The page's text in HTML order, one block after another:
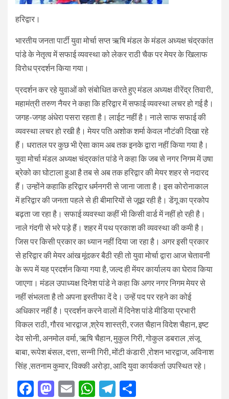
हरिद्वार।
भारतीय जनता पार्टी युवा मोर्चा सप्त ऋषि मंडल के मंडल अध्यक्ष चंद्रकांत
पांडे के नेतृत्व में सफाई व्यवस्था को लेकर राठी चैक पर मेयर के खिलाफ
विरोध प्रदर्शन किया गया।
प्रदर्शन कर रहे युवाओं को संबोधित करते हुए मंडल अध्यक्ष वीरेंद्र तिवारी,
महामंत्री तरुण नैयर ने कहा कि हरिद्वार में सफाई व्यवस्था लचर हो गई है।
जगह-जगह अंधेरा पसरा रहता है। लाईट नहीं है। नाले साफ सफाई की
व्यवस्था लचर हो रखी है। मेयर पति अशोक शर्मा केवल नौटंकी दिखा रहे
हैं। धरातल पर कुछ भी ऐसा काम अब तक इनके द्वारा नहीं किया गया है।
युवा मोर्चा मंडल अध्यक्ष चंद्रकांत पांडे ने कहा कि जब से नगर निगम में उषा
ब्रेको का घोटाला हुआ है तब से अब तक हरिद्वार की मेयर शहर से नदारद
हैं। उन्होंने कहाकि हरिद्वार धर्मनगरी से जाना जाता है। इस कोरोनाकाल
में हरिद्वार की जनता पहले से ही बीमारियों से जूझ रही है। डेंगू का प्रकोप
बढ़ता जा रहा है। सफाई व्यवस्था कहीं भी किसी वार्ड में नहीं हो रही है।
नाले गंदगी से भरे पड़े हैं। शहर में पथ प्रकाश की व्यवस्था की कमी है।
जिस पर किसी प्रकार का ध्यान नहीं दिया जा रहा है। अगर इसी प्रकार
से हरिद्वार की मेयर आंख मूंदकर बैठी रही तो युवा मोर्चा द्वारा आज चेतावनी
के रूप में यह प्रदर्शन किया गया है, जल्द ही मेंयर कार्यालय का घेराव किया
जाएगा। मंडल उपाध्यक्ष दिनेश पांडे ने कहा कि अगर नगर निगम मेयर से
नहीं संभलता है तो अपना इस्तीफा दें दे। उन्हें पद पर रहने का कोई
अधिकार नहीं है। प्रदर्शन करने वालों में दिनेश पांडे मीडिया प्रभारी
विकल राठी, गौरव भारद्वाज ,श्रेय शास्त्री, रजत चैहान विदेश चैहान, इष्ट
देव सोनी, अनमोल वर्मा, ऋषि चैहान, मुकुल गिरी, गोकुल डबराल ,संजू
बाबा, रूपेश बंसल, दत्ता, सन्नी गिरी, मोंटी कंडारी ,रोशन भारद्वाज, अविनाश
सिंह ,सतनाम कुमार, विक्की अरोड़ा, आदि युवा कार्यकर्ता उपस्थित रहे।
Facebook
Mastodon
EmailWhatsApp
Telegram